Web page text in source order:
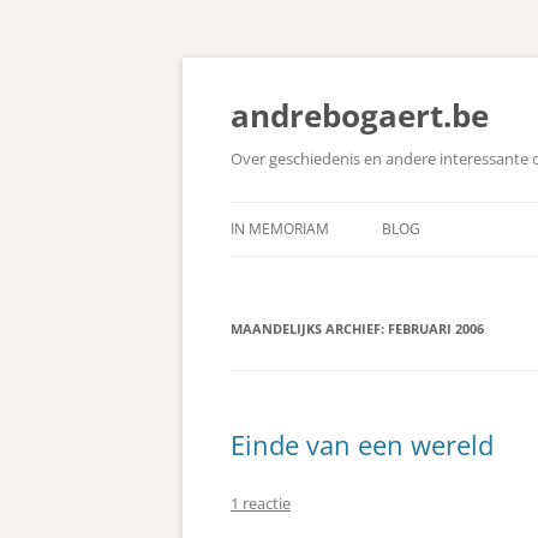
Ga
inhoud
andrebogaert.be
Over geschiedenis en andere interessante
IN MEMORIAM BLOG
MAANDELIJKS ARCHIEF: FEBRUARI 2006
Einde van een wereld
1 reactie